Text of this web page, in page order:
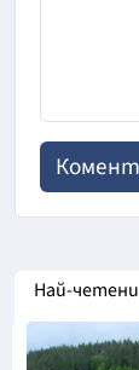
Най-четени